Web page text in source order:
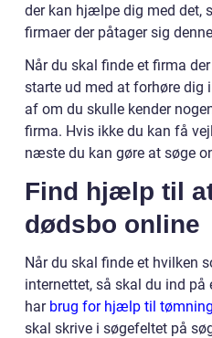
der kan hjælpe dig med det,
firmaer der påtager sig
Når du skal finde et firma
starte ud med at forhøre
af om du skulle kender
firma. Hvis ikke du kan få
næste du kan gøre at søge
Find hjælp til
dødsbo online
Når du skal finde et hvilken
internettet, så skal du ind på
har brug for hjælp til
skal skrive i søgefeltet på